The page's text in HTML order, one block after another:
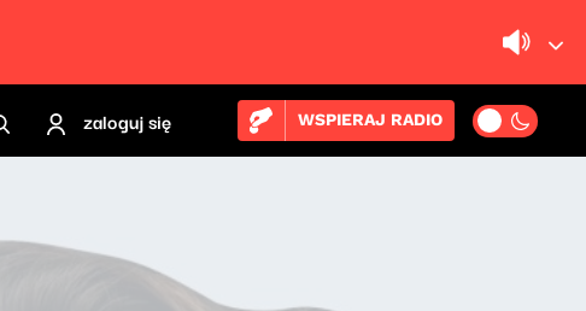
zaloguj się WSPIERAJ RADIO